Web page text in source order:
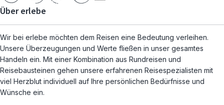
Über erlebe
Wir bei erlebe möchten dem Reisen eine Bedeutung verleihen.
Unsere Überzeugungen und Werte fließen in unser gesamtes
Handeln ein. Mit einer Kombination aus Rundreisen und
Reisebausteinen gehen unsere erfahrenen Reisespezialisten mit
viel Herzblut individuell auf Ihre persönlichen Bedürfnisse und
Wünsche ein.